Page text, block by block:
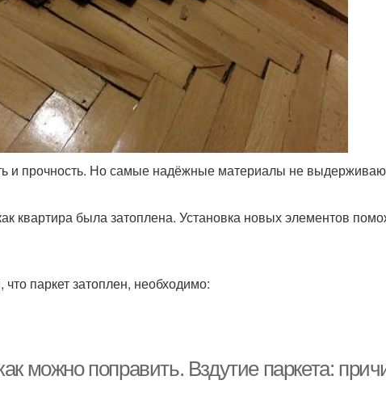
и прочность. Но самые надёжные материалы не
квартира была затоплена. Установка новых элементов
паркет затоплен, необходимо:
можно поправить. Вздутие паркета: